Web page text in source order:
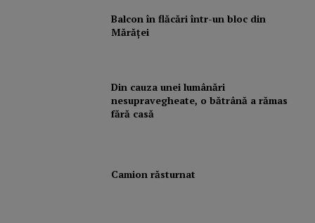
Balcon în flăcări într-un bloc din
Mărăţei
Din cauza unei lumânări
nesupravegheate, o bătrână a rămas
fără casă
Camion răsturnat